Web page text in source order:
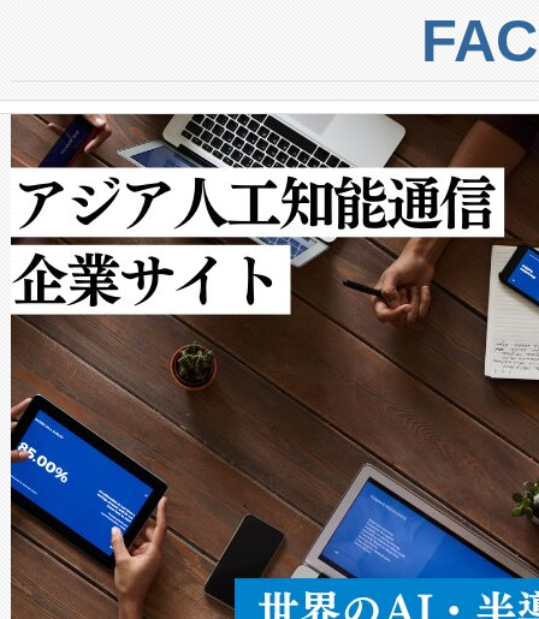
centers. Voltaiqは、ai&のAI
からシステム統合、試運転、
クルの各段階のデータを監視
[…]
トに対して約600メートルに
では、反射率10％のターゲッ
で向上し、最大検知距離は
ットだけで最大1キロメート
ルの変電所周囲を監視でき、
作業と点群処理を簡素化でき
Avia 2は、2種類のFOVオプシ
× 80°のノーマルモード、長
ードを切り替えて使用するこ
ることなく、単一のデバイス
うにします。遠距離まで届く
密度なスキャ […]